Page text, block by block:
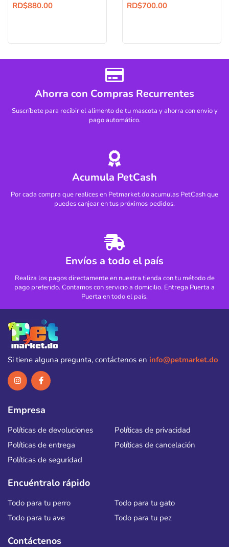
RD$880.00 RD$700.00
Ahorra con Compras Recurrentes
Suscríbete para recibir el alimento de tu mascota y ahorra con envío y
pago automático.
Acumula PetCash
Por cada compra que realices en Petmarket.do acumulas PetCash que
puedes canjear en tus próximos pedidos.
Envíos a todo el país
Realiza los pagos directamente en nuestra tienda con tu método de
pago preferido. Contamos con servicio a domicilio. Entrega Puerta a
Puerta en todo el país.
Si tiene alguna pregunta, contáctenos en info@petmarket.do
Empresa
Políticas de devoluciones
Políticas de privacidad
Políticas de entrega
Políticas de cancelación
Políticas de seguridad
Encuéntralo rápido
Todo para tu perro
Todo para tu gato
Todo para tu ave
Todo para tu pez
Contáctenos